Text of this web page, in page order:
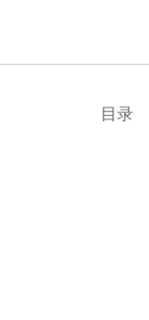
目录